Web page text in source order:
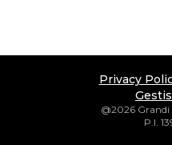
Privacy
@2026 Grandi
P.I.